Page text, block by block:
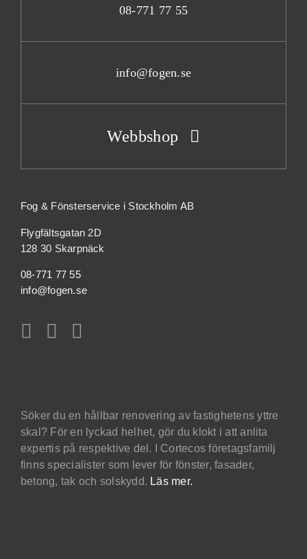
08-771 77 55
info@fogen.se
Webbshop
Fog & Fönsterservice i Stockholm AB
Flygfältsgatan 2D
128 30 Skarpnäck
08-771 77 55
info@fogen.se
Söker du en hållbar renovering av fastighetens yttre
skal? För en lyckad helhet, gör du klokt i att anlita
expertis på respektive del. I Cortecos företagsfamilj
finns specialister som lever för fönster, fasader,
betong, tak och solskydd. Läs mer.